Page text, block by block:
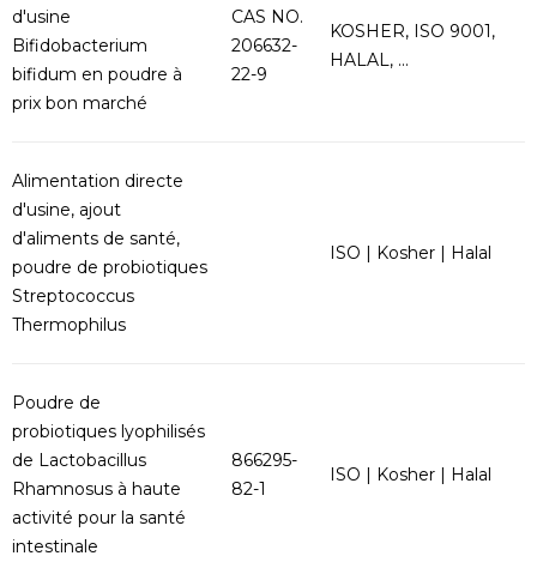
d'usine
Bifidobacterium
bifidum en poudre à
prix bon marché
CAS NO.
206632-
22-9
KOSHER, ISO 9001,
HALAL, ...
Alimentation directe
d'usine, ajout
d'aliments de santé,
poudre de probiotiques
Streptococcus
Thermophilus
ISO | Kosher | Halal
Poudre de
probiotiques lyophilisés
de Lactobacillus
Rhamnosus à haute
activité pour la santé
intestinale
866295-
82-1
ISO | Kosher | Halal